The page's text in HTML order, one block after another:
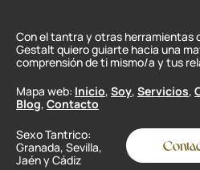
Con el tantra y otras herramientas
Gestalt quiero guiarte hacia una
comprensión de ti mismo/a y tus
Mapa web: Inicio, Soy, Servicios,
Blog, Contacto
Sexo Tantrico:
Granada, Sevilla,
Jaén y Cádiz